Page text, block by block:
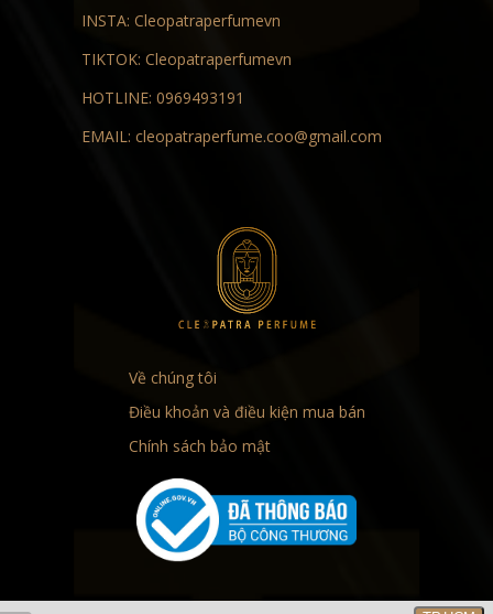
INSTA: Cleopatraperfumevn
TIKTOK: Cleopatraperfumevn
HOTLINE: 0969493191
EMAIL: cleopatraperfume.coo@gmail.com
Về chúng tôi
Điều khoản và điều kiện mua bán
Chính sách bảo mật